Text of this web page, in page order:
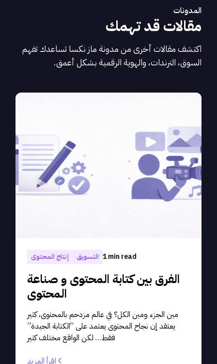
المدونات
مقالات قد تهمك
اكتشف مقالات أخرى من مدونة ماز نكسا تساعدك تفهم
السوق، الترندات، والهوية الرقمية بشكل أعمق.
إنتاج المحتوى التسويق 1 min read
الفرق بين كتابة المحتوى و صناعة
المحتوى
مين الجزء ومين الكل؟ في عالم مزدحم بالمحتوى، كثير
يعتقد إن نجاح المحتوى يعتمد على “الكتابة الجيدة”
فقط… لكن الواقع مختلف كثير